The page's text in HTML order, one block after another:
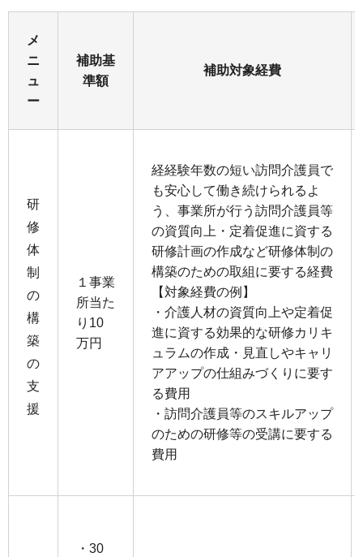
メ
ニ
ュ
ー
補助基
準額
補助対象経費
研
修
体
制
の
構
築
の
支
援
１事業
所当た
り10
万円
経経験年数の短い訪問介護員で
も安⼼して働き続けられるよ
う、事業所が⾏う訪問介護員等
の資質向上・定着促進に資する
研修計画の作成など研修体制の
構築のための取組に要する経費
【対象経費の例】
・介護⼈材の資質向上や定着促
進に資する効果的な研修カリキ
ュラムの作成・⾒直しやキャリ
アアップの仕組みづくりに要す
る費⽤
・訪問介護員等のスキルアップ
のための研修等の受講に要する
費用
・30